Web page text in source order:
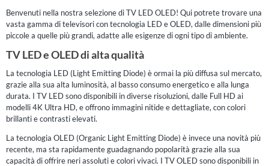
Benvenuti nella nostra selezione di TV LED OLED! Qui potrete trovare una
vasta gamma di televisori con tecnologia LED e OLED, dalle dimensioni più
piccole a quelle più grandi, adatte alle esigenze di ogni tipo di ambiente.
TV LED e OLED di alta qualità
La tecnologia LED (Light Emitting Diode) è ormai la più diffusa sul mercato,
grazie alla sua alta luminosità, al basso consumo energetico e alla lunga
durata. I TV LED sono disponibili in diverse risoluzioni, dalle Full HD ai
modelli 4K Ultra HD, e offrono immagini nitide e dettagliate, con colori
brillanti e contrasti elevati.
La tecnologia OLED (Organic Light Emitting Diode) è invece una novità più
recente, ma sta rapidamente guadagnando popolarità grazie alla sua
capacità di offrire neri assoluti e colori vivaci. I TV OLED sono disponibili in